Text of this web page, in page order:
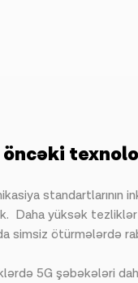
öncəki
standartlarının
Daha yüksək
simsiz ötürmələrdə
5G şəbəkələri